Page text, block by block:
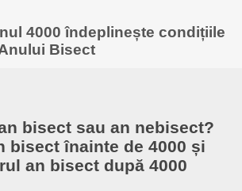
4000 îndeplinește condițiile
Bisect
bisect sau an nebisect?
bisect înainte de 4000 și
an bisect după 4000